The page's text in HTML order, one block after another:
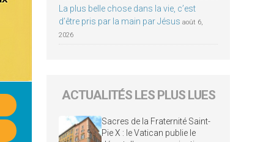
La plus belle chose dans la vie, c’est
d’être pris par la main par Jésus août 6,
2026
ACTUALITÉS LES PLUS LUES
Sacres de la Fraternité Saint-
Pie X : le Vatican publie le